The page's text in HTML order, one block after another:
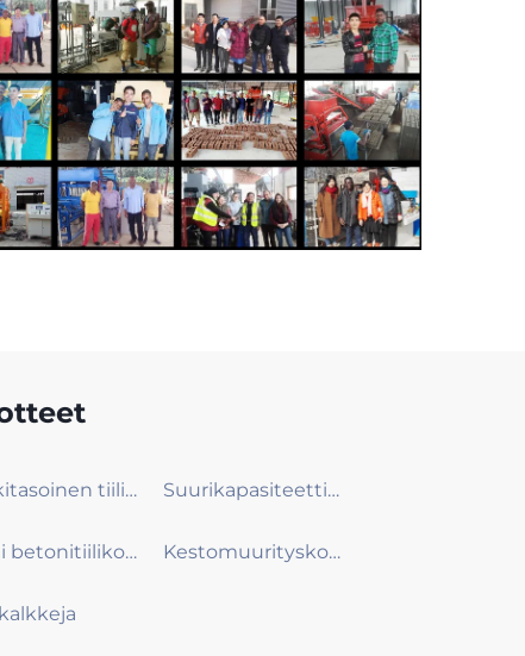
Keskitasoinen tiilikone Suurikapasiteettinen hydraulinen betonitiilikone
Pieni betonitiilikone Kestomuurityskone